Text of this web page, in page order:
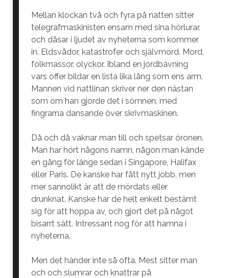
Mellan klockan två och fyra på natten sitter
telegrafmaskinisten ensam med sina hörlurar,
och dåsar i ljudet av nyheterna som kommer
in. Eldsvådor, katastrofer och självmord. Mord,
folkmassor, olyckor. Ibland en jordbävning
vars offer bildar en lista lika lång som ens arm.
Mannen vid nattlinan skriver ner den nästan
som om han gjorde det i sömnen, med
fingrarna dansande över skrivmaskinen.
Då och då vaknar man till och spetsar öronen.
Man har hört någons namn, någon man kände
en gång för länge sedan i Singapore, Halifax
eller Paris. De kanske har fått nytt jobb, men
mer sannolikt är att de mördats eller
drunknat. Kanske har de helt enkelt bestämt
sig för att hoppa av, och gjort det på något
bisarrt sätt. Intressant nog för att hamna i
nyheterna.
Men det händer inte så ofta. Mest sitter man
och och slumrar och knattrar på